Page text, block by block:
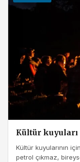
Kültür kuyuları
Kültür kuyularının
petrol çıkmaz,